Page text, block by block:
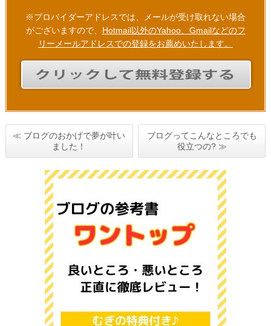
※プロバイダーアドレスでは、メールが受け取れない場合
がございますので、 Hotmail以外のYahoo、Gmailなどのフ
リーメールアドレスでの登録をお薦めいたします。
≪ ブログのおかげで夢が叶い
ました！
ブログってこんなところでも
役立つの? ≫